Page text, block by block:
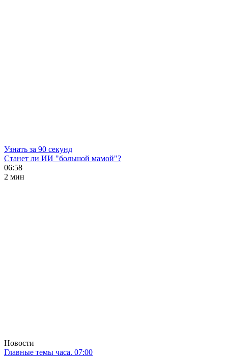
Узнать за 90 секунд
Станет ли ИИ "большой мамой"?
06:58
2 мин
Новости
Главные темы часа. 07:00